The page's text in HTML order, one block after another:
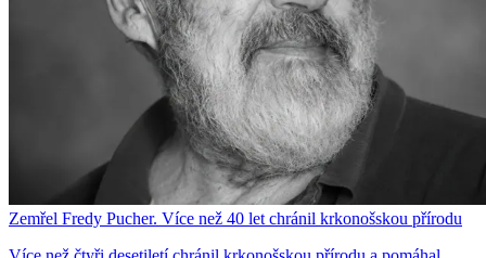
Zemřel Fredy Pucher. Více než 40 let chránil krkonošskou přírodu